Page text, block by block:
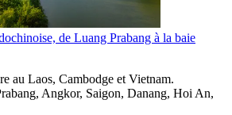
de Luang Prabang à la baie
au Laos, Cambodge et Vietnam.
Angkor, Saigon, Danang, Hoi An,